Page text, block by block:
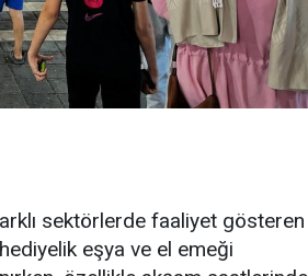
sektörlerde faaliyet gösteren
eşya ve el emeği